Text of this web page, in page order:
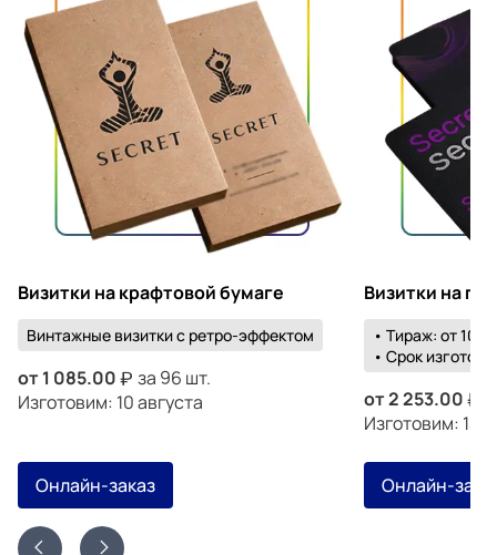
Визитки на крафтовой бумаге
Винтажные визитки с ретро-эффектом
от 1 085.00
за 96 шт.
Изготовим: 10 августа
Онлайн-заказ
Визитки на
• Тираж: от 100
• Срок
от2 253.00
Изготовим: 13
Онлайн-